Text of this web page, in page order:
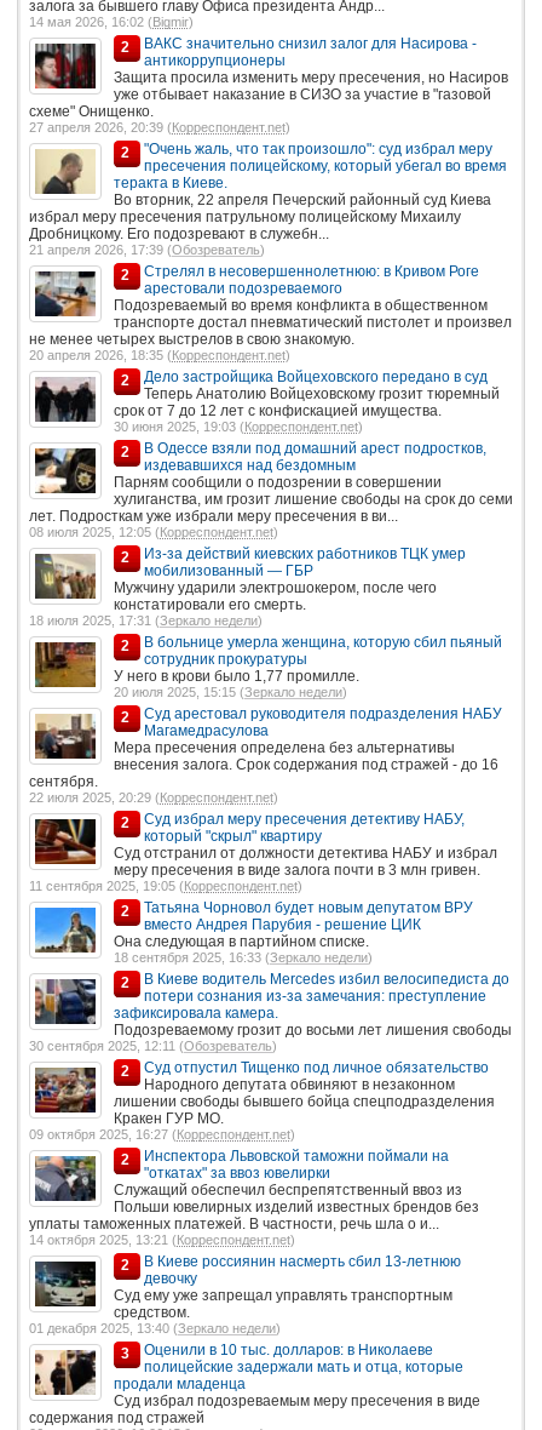
залога за бывшего главу Офиса президента Андр...
14 мая 2026, 16:02 (Bigmir)
2
ВАКС значительно снизил залог для Насирова -
антикоррупционеры
Защита просила изменить меру пресечения, но Насиров
уже отбывает наказание в СИЗО за участие в "газовой
схеме" Онищенко.
27 апреля 2026, 20:39 (Корреспондент.net)
2
"Очень жаль, что так произошло": суд избрал меру
пресечения полицейскому, который убегал во время
теракта в Киеве.
Во вторник, 22 апреля Печерский районный суд Киева
избрал меру пресечения патрульному полицейскому Михаилу
Дробницкому. Его подозревают в служебн...
21 апреля 2026, 17:39 (Обозреватель)
2
Стрелял в несовершеннолетнюю: в Кривом Роге
арестовали подозреваемого
Подозреваемый во время конфликта в общественном
транспорте достал пневматический пистолет и произвел
не менее четырех выстрелов в свою знакомую.
20 апреля 2026, 18:35 (Корреспондент.net)
2
Дело застройщика Войцеховского передано в суд
Теперь Анатолию Войцеховскому грозит тюремный
срок от 7 до 12 лет с конфискацией имущества.
30 июня 2025, 19:03 (Корреспондент.net)
2
В Одессе взяли под домашний арест подростков,
издевавшихся над бездомным
Парням сообщили о подозрении в совершении
хулиганства, им грозит лишение свободы на срок до семи
лет. Подросткам уже избрали меру пресечения в ви...
08 июля 2025, 12:05 (Корреспондент.net)
2
Из-за действий киевских работников ТЦК умер
мобилизованный — ГБР
Мужчину ударили электрошокером, после чего
констатировали его смерть.
18 июля 2025, 17:31 (Зеркало недели)
2
В больнице умерла женщина, которую сбил пьяный
сотрудник прокуратуры
У него в крови было 1,77 промилле.
20 июля 2025, 15:15 (Зеркало недели)
2
Суд арестовал руководителя подразделения НАБУ
Магамедрасулова
Мера пресечения определена без альтернативы
внесения залога. Срок содержания под стражей - до 16
сентября.
22 июля 2025, 20:29 (Корреспондент.net)
2
Суд избрал меру пресечения детективу НАБУ,
который "скрыл" квартиру
Суд отстранил от должности детектива НАБУ и избрал
меру пресечения в виде залога почти в 3 млн гривен.
11 сентября 2025, 19:05 (Корреспондент.net)
2
Татьяна Чорновол будет новым депутатом ВРУ
вместо Андрея Парубия - решение ЦИК
Она следующая в партийном списке.
18 сентября 2025, 16:33 (Зеркало недели)
2
В Киеве водитель Mercedes избил велосипедиста до
потери сознания из-за замечания: преступление
зафиксировала камера.
Подозреваемому грозит до восьми лет лишения свободы
30 сентября 2025, 12:11 (Обозреватель)
2
Суд отпустил Тищенко под личное обязательство
Народного депутата обвиняют в незаконном
лишении свободы бывшего бойца спецподразделения
Кракен ГУР МО.
09 октября 2025, 16:27 (Корреспондент.net)
2
Инспектора Львовской таможни поймали на
"откатах" за ввоз ювелирки
Служащий обеспечил беспрепятственный ввоз из
Польши ювелирных изделий известных брендов без
уплаты таможенных платежей. В частности, речь шла о и...
14 октября 2025, 13:21 (Корреспондент.net)
2
В Киеве россиянин насмерть сбил 13-летнюю
девочку
Суд ему уже запрещал управлять транспортным
средством.
01 декабря 2025, 13:40 (Зеркало недели)
3
Оценили в 10 тыс. долларов: в Николаеве
полицейские задержали мать и отца, которые
продали младенца
Суд избрал подозреваемым меру пресечения в виде
содержания под стражей